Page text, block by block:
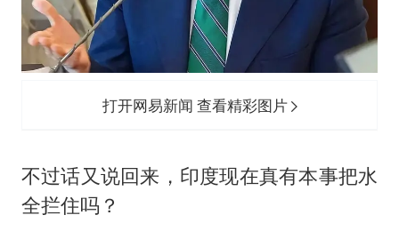
打开网易新闻 查看精彩图片
不过话又说回来，印度现在真有本事把水
全拦住吗？